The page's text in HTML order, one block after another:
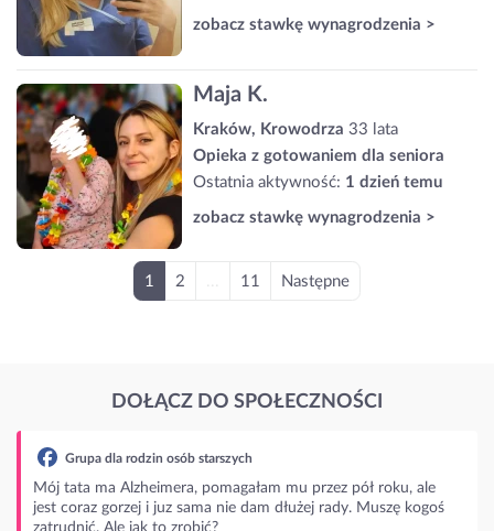
zobacz stawkę wynagrodzenia >
Maja K.
Kraków, Krowodrza 33 lata
Opieka z gotowaniem dla seniora
Ostatnia aktywność: 1 dzień temu
zobacz stawkę wynagrodzenia >
1 2 11 Następne
DOŁĄCZ DO SPOŁECZNOŚCI
Grupa dla rodzin osób starszych
Mój tata ma Alzheimera, pomagałam mu przez pół roku, ale
jest coraz gorzej i juz sama nie dam dłużej rady. Muszę kogoś